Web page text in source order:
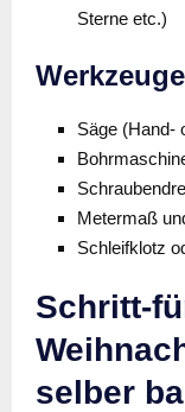
Sterne etc.)
Säge (Hand-
Metermaß
Schleifklotz
Schritt-
selber